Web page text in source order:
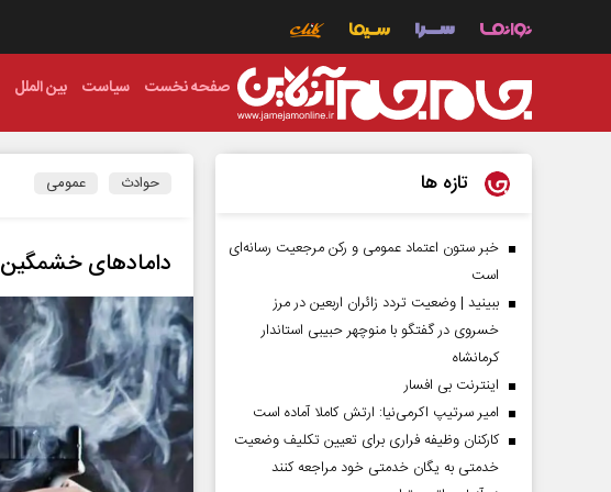
صفحه نخست سیاست بین الملل
حوادث عمومی
دامادهای خشمگین
تازه ها
خبر ستون اعتماد عمومی و رکن مرجعیت رسانه‌ای
است
ببینید | وضعیت تردد زائران اربعین در مرز
خسروی در گفتگو با منوچهر حبیبی استاندار
کرمانشاه
اینترنت بی افسار
امیر سرتیپ اکرمی‌نیا: ارتش کاملا آماده است
کارکنان وظیفه فراری برای تعیین تکلیف وضعیت
خدمتی به یگان خدمتی خود مراجعه کنند